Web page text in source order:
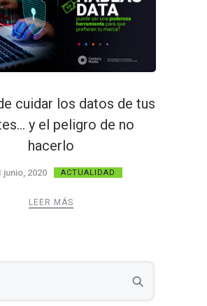
cuidar los datos de tus
y el peligro de no
hacerlo
junio, 2020 ACTUALIDAD
LEER MÁS